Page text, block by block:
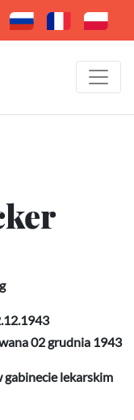
02 grudnia 1943
gabinecie lekarskim